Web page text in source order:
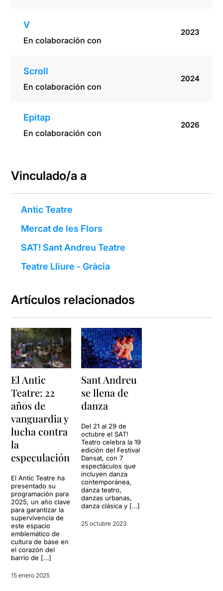
V
En colaboración con
2023
Scroll
En colaboración con
2024
Epitap
En colaboración con
2026
Vinculado/a a
Antic Teatre
Mercat de les Flors
SAT! Sant Andreu Teatre
Teatre Lliure - Gràcia
Artículos relacionados
El Antic
Teatre: 22
años de
vanguardia y
lucha contra
la
especulación
El Antic Teatre ha
presentado su
programación para
2025, un año clave
para garantizar la
supervivencia de
este espacio
emblemático de
cultura de base en
el corazón del
barrio de […]
15 enero 2025
Sant Andreu
se llena de
danza
Del 21 al 29 de
octubre el SAT!
Teatro celebra la 19
edición del Festival
Dansat, con 7
espectáculos que
incluyen danza
contemporánea,
danza teatro,
danzas urbanas,
danza clásica y […]
25 octubre 2023